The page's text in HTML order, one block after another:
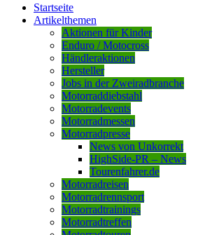
Startseite
Artikelthemen
Aktionen für Kinder
Enduro / Motocross
Händleraktionen
Hersteller
Jobs in der Zweiradbranche
Motorraddiebstahl
Motorradevents
Motorradmessen
Motorradpresse
News von Unkorrekt
HighSide-PR – News
Tourenfahrer.de
Motorradreisen
Motorradrennsport
Motorradtrainings
Motorradtreffen